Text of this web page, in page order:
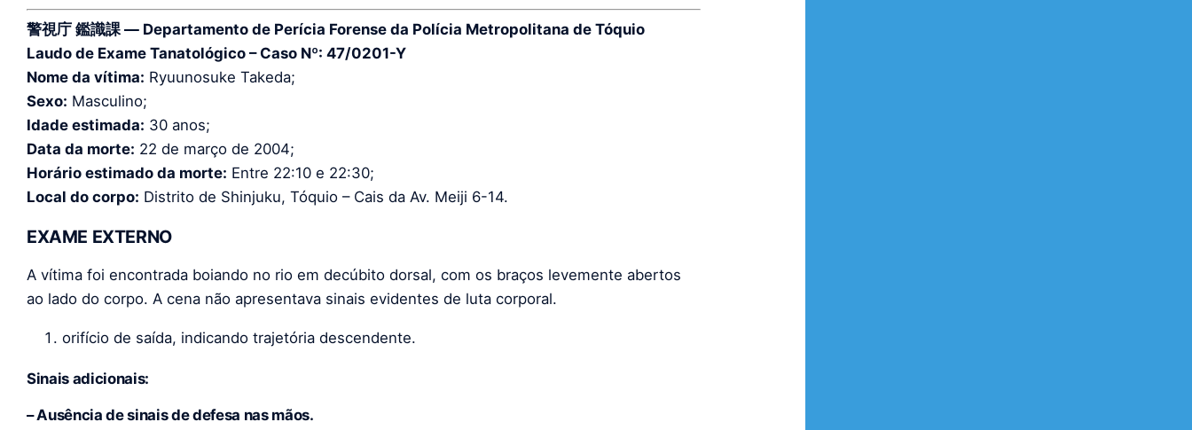
警視庁 鑑識課 — Departamento de Perícia Forense da Polícia Metropolitana de Tóquio
Laudo de Exame Tanatológico – Caso Nº: 47/0201-Y
Nome da vítima: Ryuunosuke Takeda;
Sexo: Masculino;
Idade estimada: 30 anos;
Data da morte: 22 de março de 2004;
Horário estimado da morte: Entre 22:10 e 22:30;
Local do corpo: Distrito de Shinjuku, Tóquio – Cais da Av. Meiji 6-14.
EXAME EXTERNO
A vítima foi encontrada boiando no rio em decúbito dorsal, com os braços levemente abertos
ao lado do corpo. A cena não apresentava sinais evidentes de luta corporal.
orifício de saída, indicando trajetória descendente.
Sinais adicionais:
– Ausência de sinais de defesa nas mãos.